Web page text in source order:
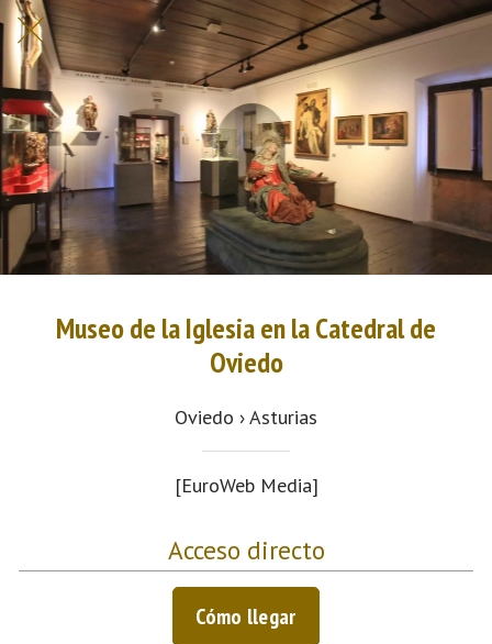
Museo de la Iglesia en la Catedral de
Oviedo
Oviedo › Asturias
[EuroWeb Media]
Acceso directo
Cómo llegar